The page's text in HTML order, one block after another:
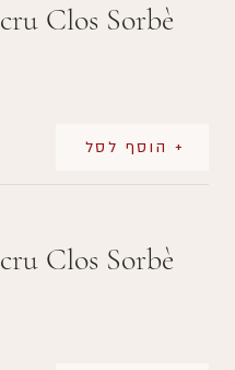
cru Clos Sorbè
+ הוסף לסל
cru Clos Sorbè